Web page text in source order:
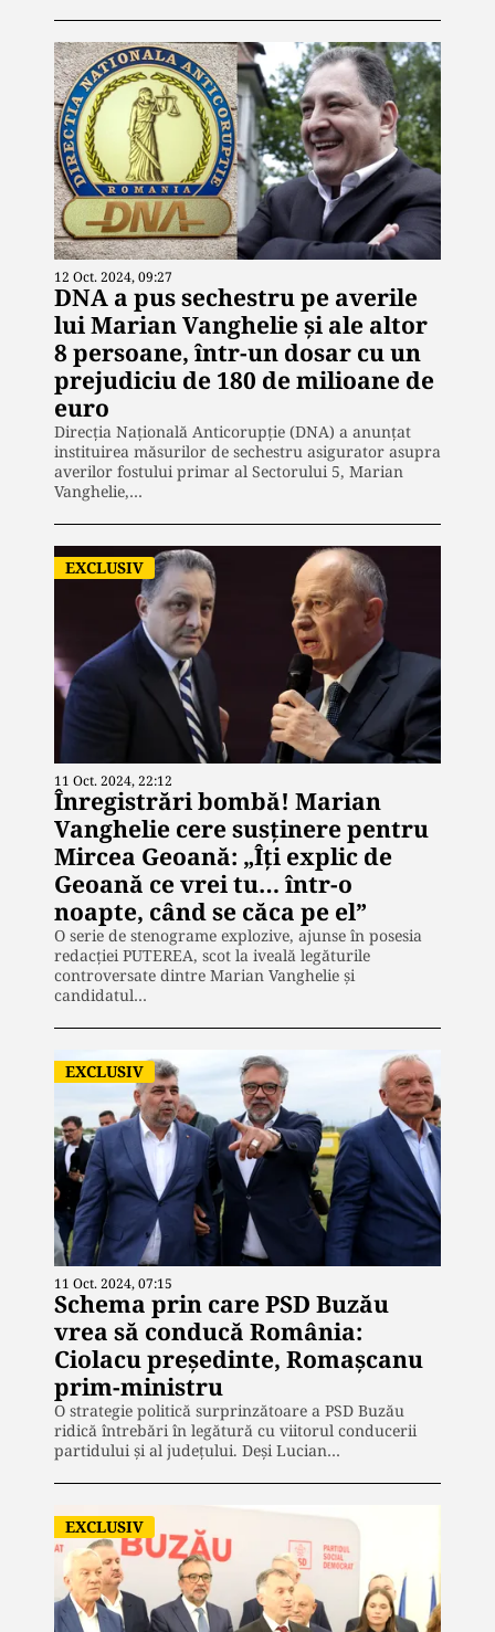
12 Oct. 2024, 09:27
DNA a pus sechestru pe averile
lui Marian Vanghelie și ale altor
8 persoane, într-un dosar cu un
prejudiciu de 180 de milioane de
euro
Direcția Națională Anticorupție (DNA) a anunțat
instituirea măsurilor de sechestru asigurator asupra
averilor fostului primar al Sectorului 5, Marian
Vanghelie,…
EXCLUSIV
11 Oct. 2024, 22:12
Înregistrări bombă! Marian
Vanghelie cere susținere pentru
Mircea Geoană: „Îți explic de
Geoană ce vrei tu… într-o
noapte, când se căca pe el”
O serie de stenograme explozive, ajunse în posesia
redacției PUTEREA, scot la iveală legăturile
controversate dintre Marian Vanghelie și
candidatul…
EXCLUSIV
11 Oct. 2024, 07:15
Schema prin care PSD Buzău
vrea să conducă România:
Ciolacu președinte, Romașcanu
prim-ministru
O strategie politică surprinzătoare a PSD Buzău
ridică întrebări în legătură cu viitorul conducerii
partidului și al județului. Deși Lucian…
EXCLUSIV